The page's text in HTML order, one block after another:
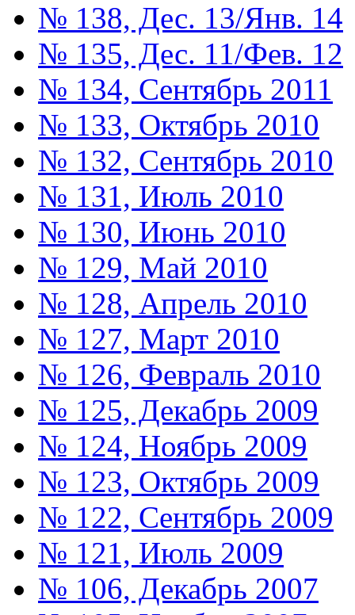
№ 138, Дес. 13/Янв. 14
№ 135, Дес. 11/Фев. 12
№ 134, Сентябрь 2011
№ 133, Октябрь 2010
№ 132, Сентябрь 2010
№ 131, Июль 2010
№ 130, Июнь 2010
№ 129, Май 2010
№ 128, Апрель 2010
№ 127, Март 2010
№ 126, Февраль 2010
№ 125, Декабрь 2009
№ 124, Ноябрь 2009
№ 123, Октябрь 2009
№ 122, Сентябрь 2009
№ 121, Июль 2009
№ 106, Декабрь 2007